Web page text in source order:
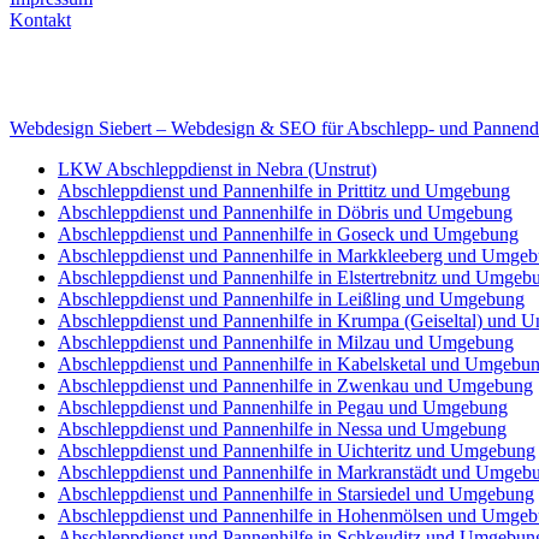
Kontakt
Webdesign Siebert – Webdesign & SEO für Abschlepp- und
LKW Abschleppdienst in Nebra (Unstrut)
Abschleppdienst und Pannenhilfe in Prittitz und Umgebung
Abschleppdienst und Pannenhilfe in Döbris und Umgebung
Abschleppdienst und Pannenhilfe in Goseck und Umgebung
Abschleppdienst und Pannenhilfe in Markkleeberg und
Abschleppdienst und Pannenhilfe in Elstertrebnitz und
Abschleppdienst und Pannenhilfe in Leißling und Umgebung
Abschleppdienst und Pannenhilfe in Krumpa (Geiseltal) und
Abschleppdienst und Pannenhilfe in Milzau und Umgebung
Abschleppdienst und Pannenhilfe in Kabelsketal und
Abschleppdienst und Pannenhilfe in Zwenkau und Umgebung
Abschleppdienst und Pannenhilfe in Pegau und Umgebung
Abschleppdienst und Pannenhilfe in Nessa und Umgebung
Abschleppdienst und Pannenhilfe in Uichteritz und Umgebung
Abschleppdienst und Pannenhilfe in Markranstädt und
Abschleppdienst und Pannenhilfe in Starsiedel und Umgebung
Abschleppdienst und Pannenhilfe in Hohenmölsen und